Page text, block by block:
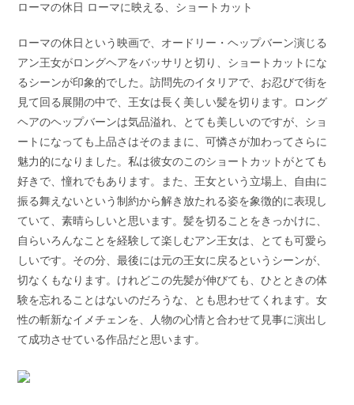
ローマの休日 ローマに映える、ショートカット
ローマの休日という映画で、オードリー・ヘップバーン演じる
アン王女がロングヘアをバッサリと切り、ショートカットにな
るシーンが印象的でした。訪問先のイタリアで、お忍びで街を
見て回る展開の中で、王女は長く美しい髪を切ります。ロング
ヘアのヘップバーンは気品溢れ、とても美しいのですが、ショ
ートになっても上品さはそのままに、可憐さが加わってさらに
魅力的になりました。私は彼女のこのショートカットがとても
好きで、憧れでもあります。また、王女という立場上、自由に
振る舞えないという制約から解き放たれる姿を象徴的に表現し
ていて、素晴らしいと思います。髪を切ることをきっかけに、
自らいろんなことを経験して楽しむアン王女は、とても可愛ら
しいです。その分、最後には元の王女に戻るというシーンが、
切なくもなります。けれどこの先髪が伸びても、ひとときの体
験を忘れることはないのだろうな、とも思わせてくれます。女
性の斬新なイメチェンを、人物の心情と合わせて見事に演出し
て成功させている作品だと思います。